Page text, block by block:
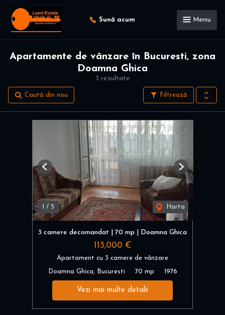
Sună acum Meniu
3 rezultate
Apartamente de vânzare în Bucuresti, zona
Doamna Ghica
Filtrează
Caută din nou
1 / 5 Harta
Previous Next
3 camere decomandat | 70 mp | Doamna Ghica
113,000 €
Apartament cu 3 camere de vânzare
Doamna Ghica, Bucuresti 70 mp 1976
Vezi mai multe detalii